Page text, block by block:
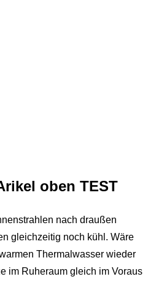
oben TEST
nach draußen
gleichzeitig noch kühl. Wäre
Thermalwasser wieder
im Ruheraum gleich im Voraus